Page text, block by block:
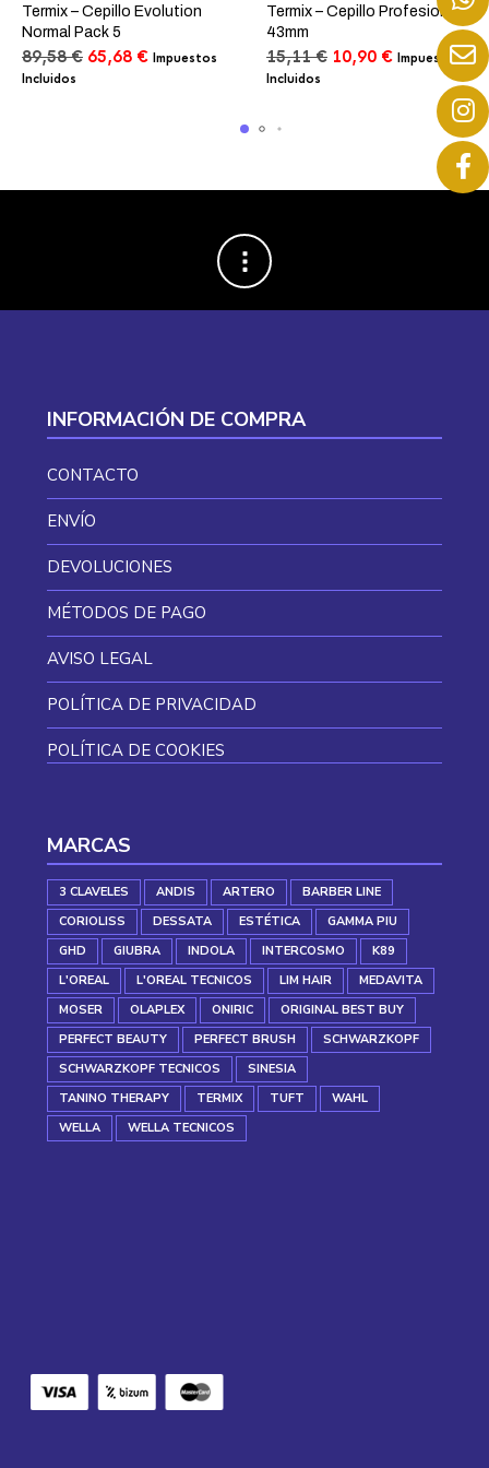
Termix – Cepillo Evolution
Normal Pack 5
89,58€ El
65,68 €ElImpuestos
Incluidos
Termix – Cepillo Profesional
43mm
15,11€ El
10,90 €El
precio
actual
10,90 €.
Impuestos
Incluidos
INFORMACIÓN DE COMPRA
CONTACTO
ENVÍO
DEVOLUCIONES
MÉTODOS DE PAGO
AVISO LEGAL
POLÍTICA DE PRIVACIDAD
POLÍTICA DE COOKIES
MARCAS
3 CLAVELES ANDIS ARTERO
BARBER LINE
CORIOLISS
DESSATA ESTÉTICA
GAMMA PIU
GHD
GIUBRA INDOLA INTERCOSMO
K89
L'OREAL
L'OREAL TECNICOS LIM HAIR
MEDAVITA
MOSER
OLAPLEX ONIRIC
ORIGINAL BEST BUY
PERFECT BEAUTY
PERFECT BRUSH
SCHWARZKOPF
SCHWARZKOPF TECNICOS
SINESIA
TANINO THERAPY
TERMIX TUFT
WAHL
WELLA
WELLA TECNICOS